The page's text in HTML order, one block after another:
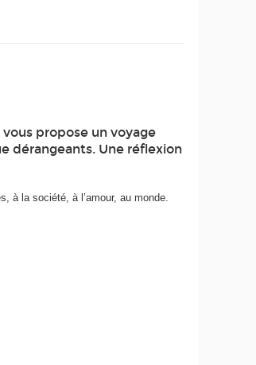
propose un voyage
dérangeants. Une réflexion
à la société, à l’amour, au monde.